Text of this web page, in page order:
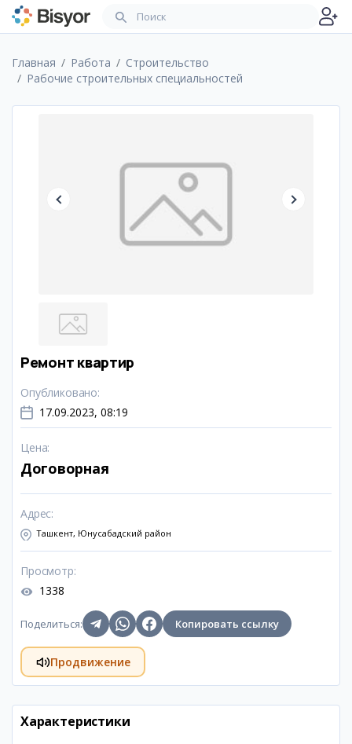
Главная Работа
Строительство
Рабочие строительных специальностей
Ремонт квартир
Опубликовано:
17.09.2023, 08:19
Цена:
Договорная
Адрес:
Ташкент, Юнусабадский район
Просмотр:
1338
Поделиться: Копировать ссылку
Продвижение
Характеристики